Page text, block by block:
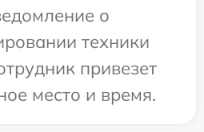
о
техники
привезет
место и время.